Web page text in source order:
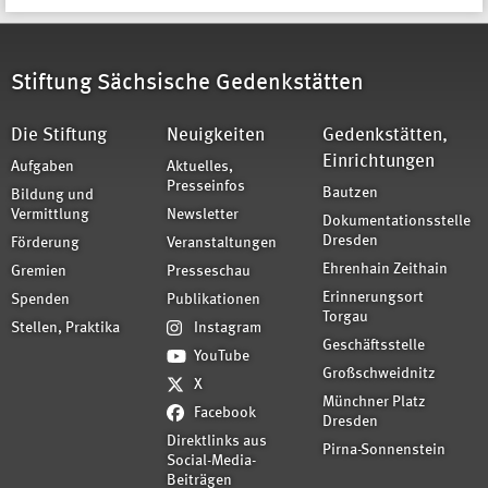
Stiftung Sächsische Gedenkstätten
Die Stiftung
Aufgaben
Bildung und
Vermittlung
Förderung
Gremien
Spenden
Stellen, Praktika
Neuigkeiten
Aktuelles,
Presseinfos
Newsletter
Veranstaltungen
Presseschau
Publikationen
Instagram
YouTube
X
Facebook
Direktlinks aus
Social-Media-
Beiträgen
Gedenkstätten,
Einrichtungen
Bautzen
Dokumentationsstelle
Dresden
Ehrenhain Zeithain
Erinnerungsort
Torgau
Geschäftsstelle
Großschweidnitz
Münchner Platz
Dresden
Pirna-Sonnenstein